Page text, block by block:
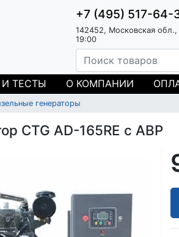
+7 (495) 517-64-
142452, Московская
19:00
ТЕСТЫ О КОМПАНИИ
генераторы
CTG AD-165RE с АВР